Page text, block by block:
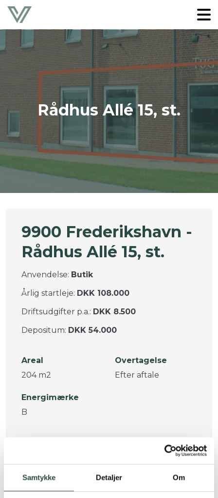
Samtykke Detaljer Om
Rådhus Allé 15, st.
9900 Frederikshavn -
Rådhus Allé 15, st.
Anvendelse: Butik
Årlig startleje: DKK 108.000
Driftsudgifter p.a.: DKK 8.500
Depositum: DKK 54.000
Areal
204 m2
Overtagelse
Efter aftale
Energimærke
B